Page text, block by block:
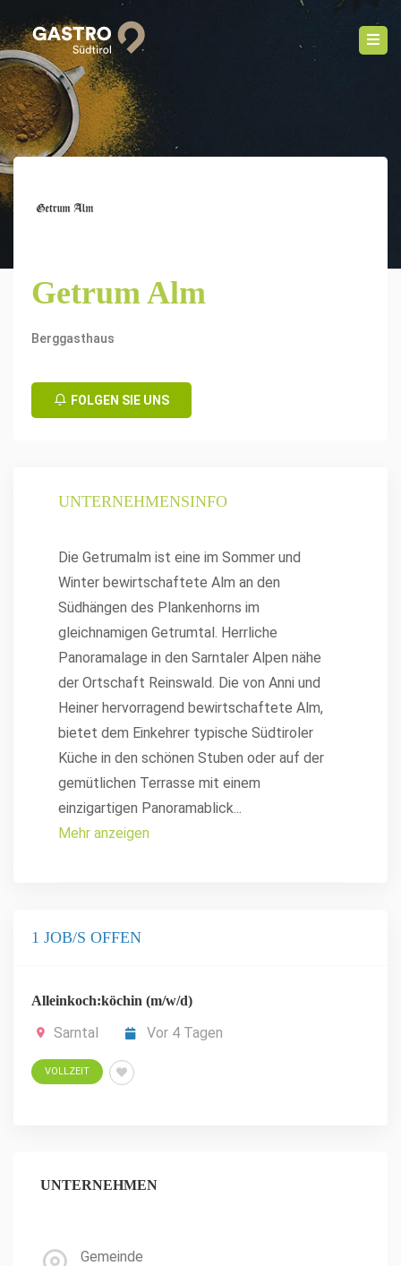
Getrum Alm
Berggasthaus
FOLGEN SIE UNS
UNTERNEHMENSINFO
Die Getrumalm ist eine im Sommer und
Winter bewirtschaftete Alm an den
Südhängen des Plankenhorns im
gleichnamigen Getrumtal. Herrliche
Panoramalage in den Sarntaler Alpen nähe
der Ortschaft Reinswald. Die von Anni und
Heiner hervorragend bewirtschaftete Alm,
bietet dem Einkehrer typische Südtiroler
Küche in den schönen Stuben oder auf der
gemütlichen Terrasse mit einem
einzigartigen Panoramablick...
Mehr anzeigen
1 JOB/S OFFEN
Alleinkoch:köchin (m/w/d)
Sarntal Vor 4 Tagen
VOLLZEIT
UNTERNEHMEN
Gemeinde